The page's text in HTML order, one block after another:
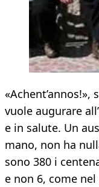
«Achent’annos!»,
vuole augurare
e in salute. Un
mano, non ha
sono 380 i
e non 6, come